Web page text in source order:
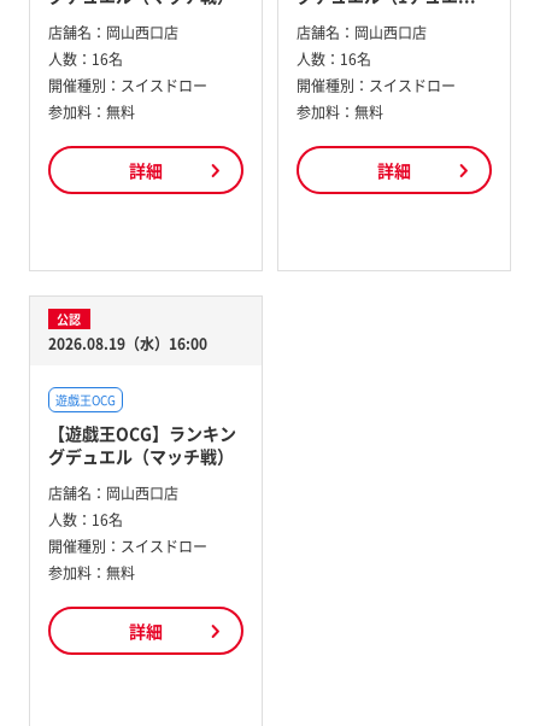
店舗名： 岡山西口店
人数： 16名
開催種別： スイスドロー
参加料： 無料
詳細
店舗名： 岡山西口店
人数： 16名
開催種別： スイスドロー
参加料： 無料
詳細
公認
2026.08.19（水）16:00
遊戯王OCG
【遊戯王OCG】ランキン
グデュエル（マッチ戦）
店舗名： 岡山西口店
人数： 16名
開催種別： スイスドロー
参加料： 無料
詳細